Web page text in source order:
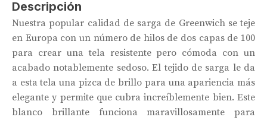
Descripción
Nuestra popular calidad de sarga de Greenwich se teje
en Europa con un número de hilos de dos capas de 100
para crear una tela resistente pero cómoda con un
acabado notablemente sedoso. El tejido de sarga le da
a esta tela una pizca de brillo para una apariencia más
elegante y permite que cubra increíblemente bien. Este
blanco brillante funciona maravillosamente para